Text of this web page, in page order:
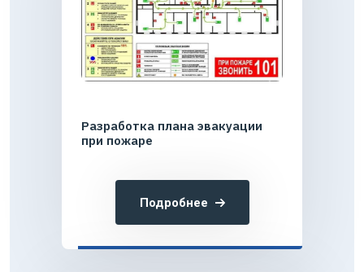
Разработка плана эвакуации
при пожаре
Подробнее